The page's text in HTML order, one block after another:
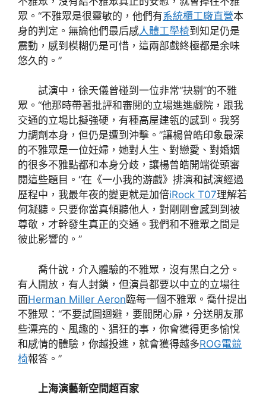
眾。“不雅眾是很靈敏的，他們有系統櫃工廠直營本
身的判定。無論他們最后感人體工學椅到知足仍是
震動，感到模糊仍是可惜，這兩部戲終極都是余味
悠久的。”
試演中，徐天儀曾碰到一位非常“抉剔”的不雅
眾。“他那時帶著批評和審閱的立場進進戲院，跟我
交通的立場比擬強硬，有種高屋建瓴的感到。我努
力調劑本身，但仍是遭到沖擊。”讓楊曾皓印象最深
的不雅眾是一位妊婦，她對人生、對戀愛、對婚姻
的很多不雅點都和本身分歧，讓楊曾皓開端從頭審
閱這些題目。“在《一小我的游戲》排演和試演經過
歷程中，我最年夜的變更就是加倍iRock T07理解若
何凝聽。只要你當真傾聽他人，對剛剛會感到到被
尊敬，才幹發生真正的交通。我們和不雅眾之間是
彼此影響的。”
喬什說，介入體驗的不雅眾，沒有黑白之分。
有人開放，有人封鎖，但演員都要以中立的立場往
面Herman Miller Aeron臨每一個不雅眾。喬什提出
不雅眾：“不要試圖迴避，要關閉心扉，分送朋友那
些漂亮的、風趣的、猖狂的事，你會獲得更多愉悅
和感情的體驗，你越投進，就會獲得越多ROG電競
椅報答。”
上海演藝新空間超百家